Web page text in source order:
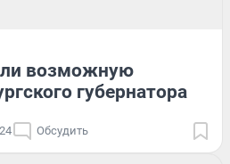
возможную
губернатора
Обсудить